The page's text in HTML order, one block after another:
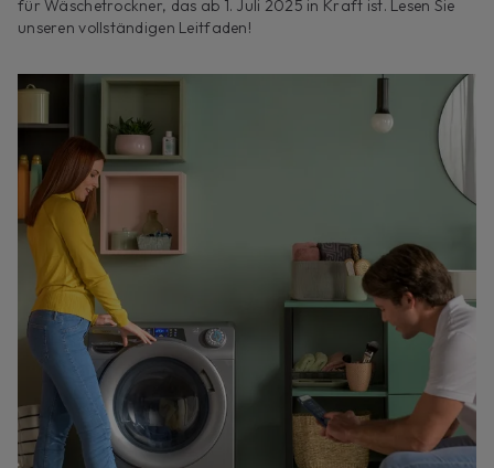
für Wäschetrockner, das ab 1. Juli 2025 in Kraft ist. Lesen Sie
unseren vollständigen Leitfaden!